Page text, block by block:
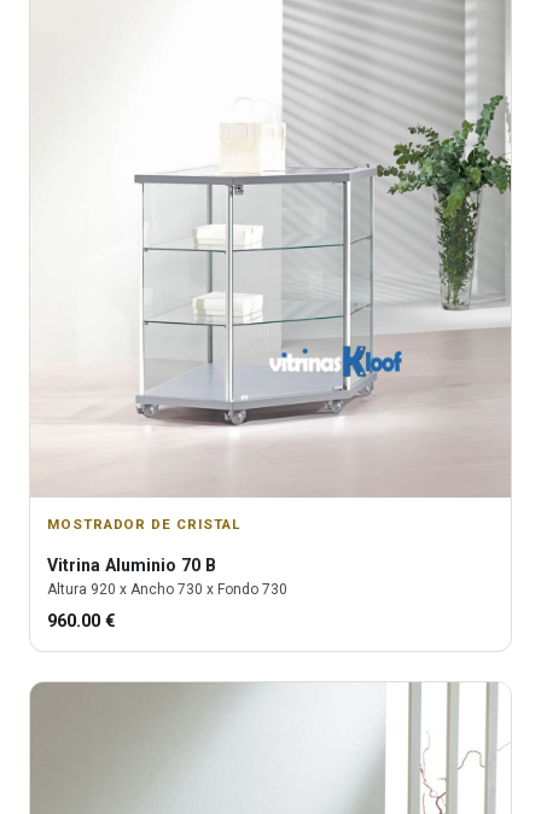
MOSTRADOR DE CRISTAL
Vitrina Aluminio 70 B
Altura 920 x Ancho 730 x Fondo 730
960.00 €